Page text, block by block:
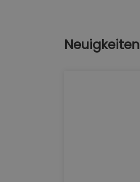
Neuigkeiten